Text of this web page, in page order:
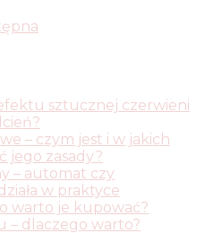
sztucznej czerwieni
– czym jest i w jakich
jego zasady?
– automat czy
w praktyce
warto je kupować?
– dlaczego warto?